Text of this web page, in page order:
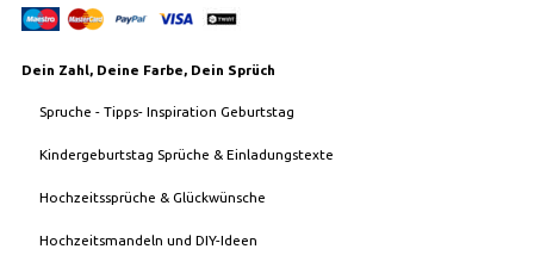
Dein Zahl, Deine Farbe, Dein Sprüch
Spruche - Tipps- Inspiration Geburtstag
Kindergeburtstag Sprüche & Einladungstexte
Hochzeitssprüche & Glückwünsche
Hochzeitsmandeln und DIY-Ideen